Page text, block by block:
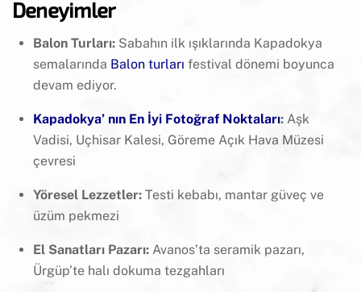
Deneyimler
Balon Turları:Sabahın ilk ışıklarında Kapadokya
semalarında Balon turları festival dönemi boyunca
devam ediyor.
Kapadokya’ nın En İyi Fotoğraf Noktaları:Aşk
Vadisi, Uçhisar Kalesi, Göreme Açık Hava Müzesi
çevresi
Yöresel Lezzetler:Testi kebabı, mantar güveç ve
üzüm pekmezi
El Sanatları Pazarı:Avanos’ta seramik pazarı,
Ürgüp’te halı dokuma tezgahları